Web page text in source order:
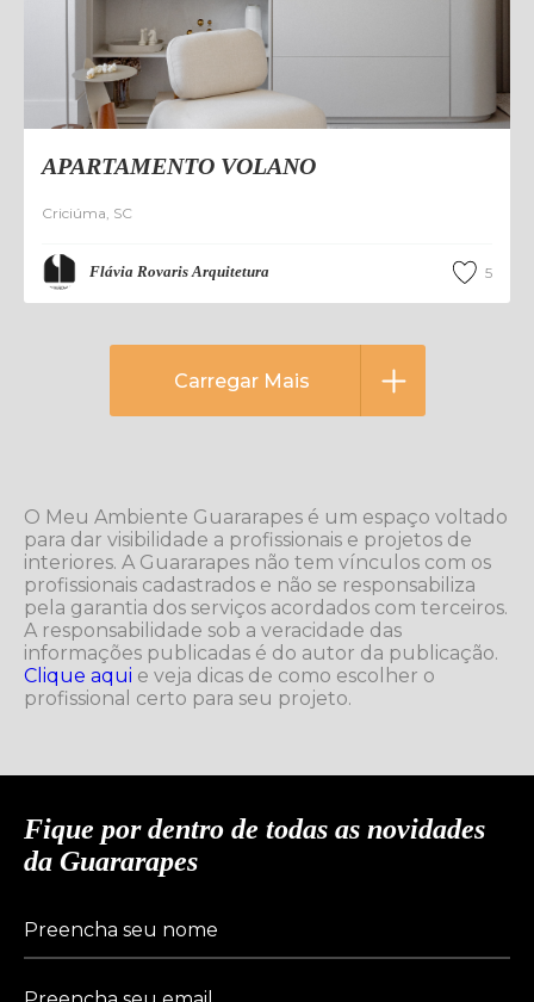
APARTAMENTO VOLANO
Criciúma, SC
Flávia Rovaris Arquitetura 5
Carregar Mais
O Meu Ambiente Guararapes é um espaço voltado
para dar visibilidade a profissionais e projetos de
interiores. A Guararapes não tem vínculos com os
profissionais cadastrados e não se responsabiliza
pela garantia dos serviços acordados com terceiros.
A responsabilidade sob a veracidade das
informações publicadas é do autor da publicação.
Clique aqui e veja dicas de como escolher o
profissional certo para seu projeto.
Fique por dentro de todas as novidades
da Guararapes